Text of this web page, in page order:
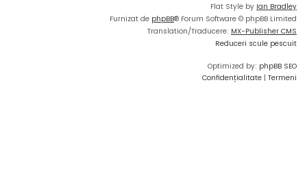
Flat Style by Ian Bradley
Furnizat de phpBB® Forum Software © phpBB Limited
Translation/Traducere: MX-Publisher CMS
Reduceri scule pescuit
Optimized by: phpBB SEO
Confidențialitate | Termeni